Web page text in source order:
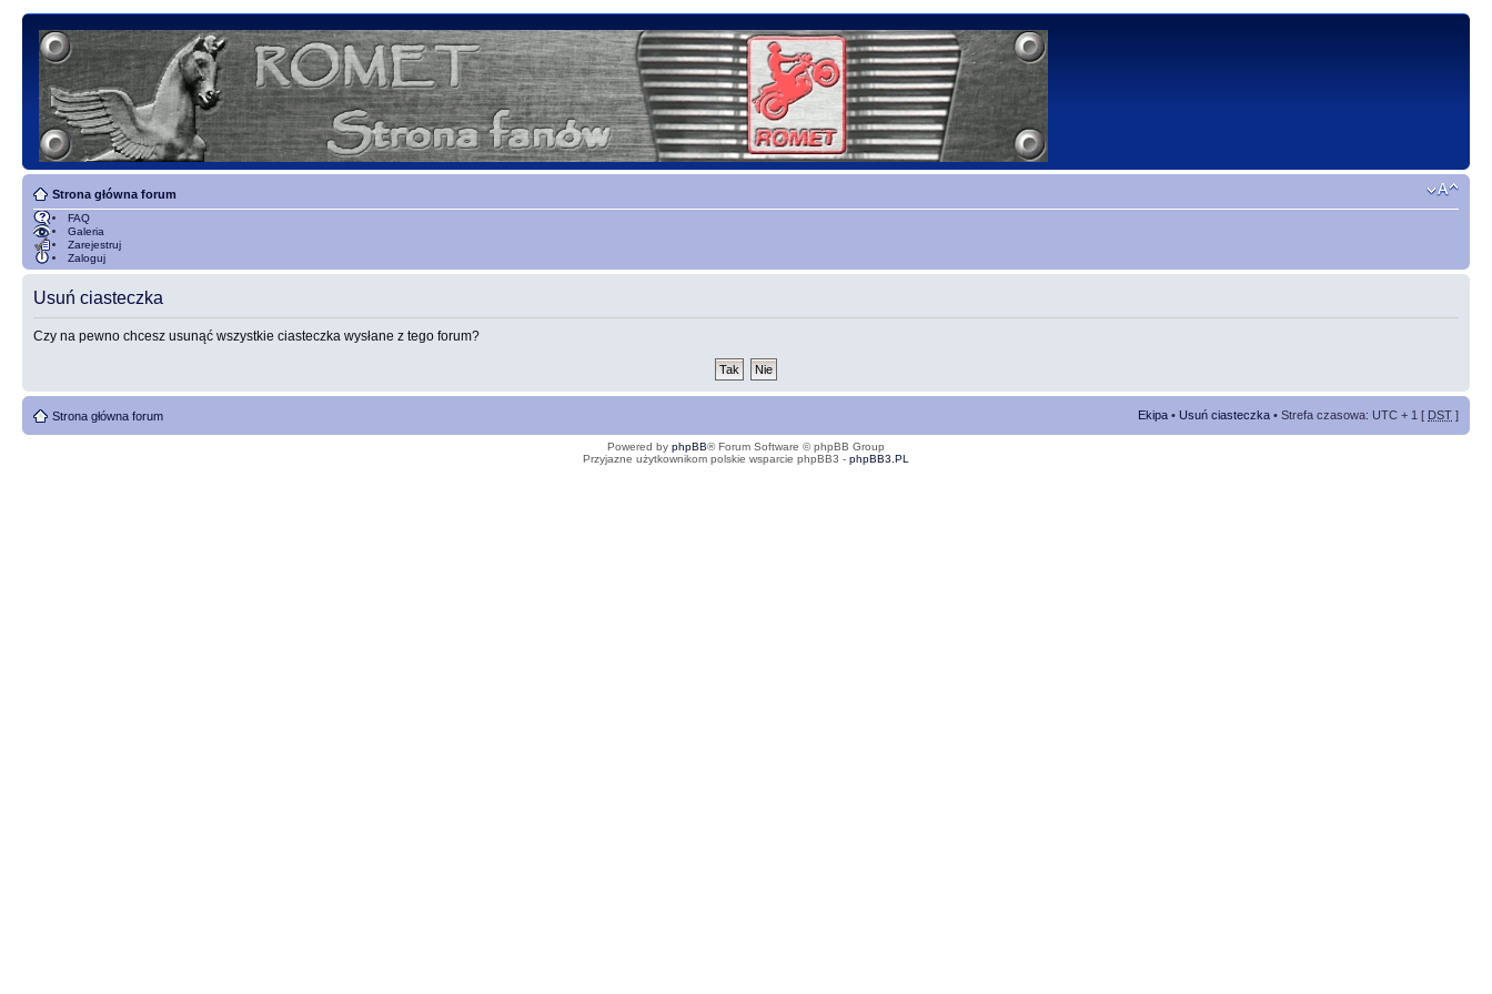
Strona główna forum
FAQ
Galeria
Zarejestruj
Zaloguj
Usuń ciasteczka
Czy na pewno chcesz usunąć wszystkie ciasteczka wysłane z tego forum?
Strona główna forum Ekipa • Usuń ciasteczka • Strefa czasowa: UTC + 1 [ DST ]
Powered by phpBB® Forum Software © phpBB Group
Przyjazne użytkownikom polskie wsparcie phpBB3 - phpBB3.PL